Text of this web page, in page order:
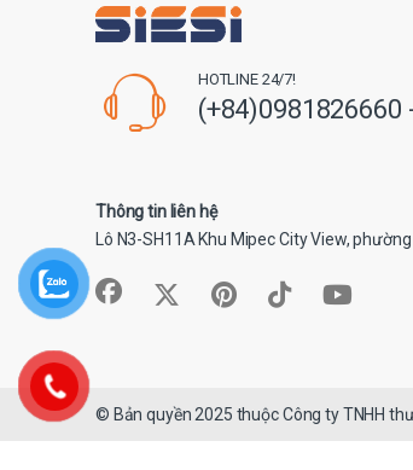
HOTLINE 24/7!
(+84)0981826660
Thông tin liên hệ
Lô N3-SH11A Khu Mipec City View,
© Bản quyền 2025 thuộc Công ty TNHH